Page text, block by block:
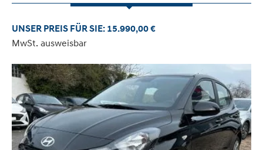
UNSER PREIS FÜR SIE: 15.990,00 €
MwSt. ausweisbar